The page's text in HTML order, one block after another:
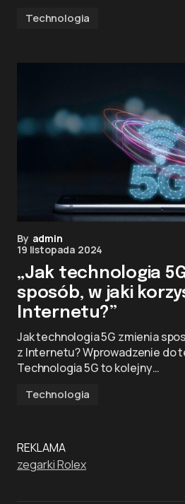
Technologia
By admin
19 listopada 2024
„Jak technologia
sposób, w jaki
Internetu?”
Jak technologia 5G zmienia
z Internetu? Wprowadzenie do
Technologia 5G to kolejny…
Technologia
REKLAMA
zegarki Rolex